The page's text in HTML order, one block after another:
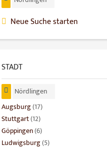
Neue Suche starten
STADT
Nördlingen
Augsburg(17)
Stuttgart(12)
Göppingen(6)
Ludwigsburg(5)